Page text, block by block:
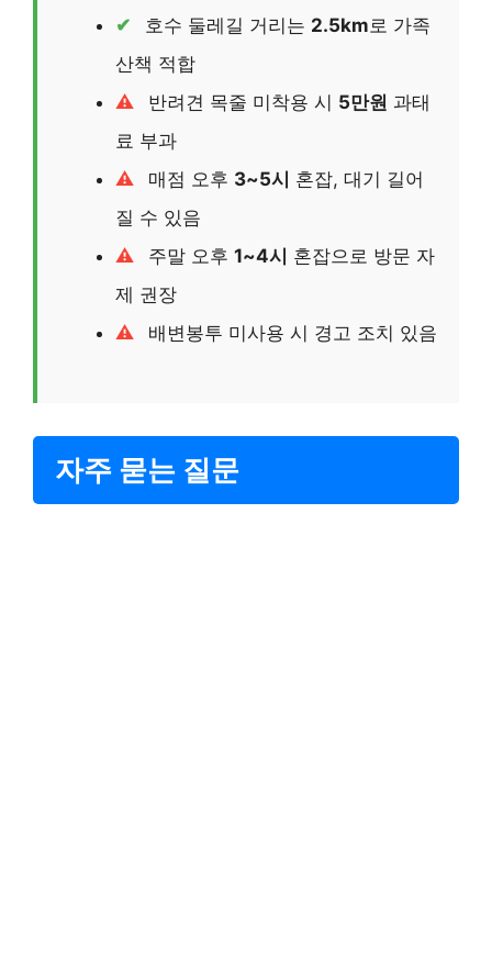
호수 둘레길 거리는 2.5km로 가족
산책 적합
반려견 목줄 미착용 시 5만원 과태
료 부과
매점 오후 3~5시 혼잡, 대기 길어
질 수 있음
주말 오후 1~4시 혼잡으로 방문 자
제 권장
배변봉투 미사용 시 경고 조치 있음
자주 묻는 질문